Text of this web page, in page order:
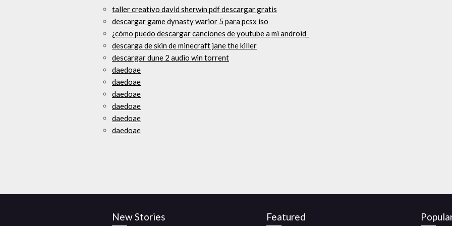
taller creativo david sherwin pdf descargar gratis
descargar game dynasty warior 5 para pcsx iso
¿cómo puedo descargar canciones de youtube a mi android_
descarga de skin de minecraft jane the killer
descargar dune 2 audio win torrent
daedoae
daedoae
daedoae
daedoae
daedoae
daedoae
New Stories Featured